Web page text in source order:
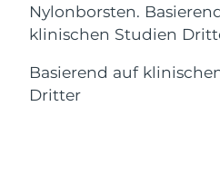
Nylonborsten.
klinischen Studien
Basierend auf
Dritter
ÜBER
Kasachstan
Lettland